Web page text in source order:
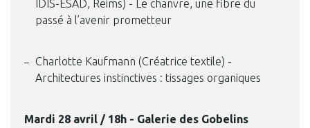
IDIS-ESAD, Reims) - Le chanvre, une fibre du
passé à l’avenir prometteur
Charlotte Kaufmann (Créatrice textile) -
Architectures instinctives : tissages organiques
Mardi 28 avril / 18h - Galerie des Gobelins